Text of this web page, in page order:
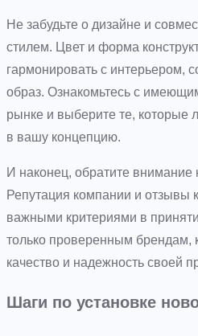
Не забудьте о дизайне и
стилем. Цвет и форма
гармонировать с интерьером,
образ. Ознакомьтесь с
рынке и выберите те, которые
в вашу концепцию.
И наконец, обратите внимание
Репутация компании и отзывы
важными критериями в
только проверенным брендам,
качество и надежность своей
Шаги по установке